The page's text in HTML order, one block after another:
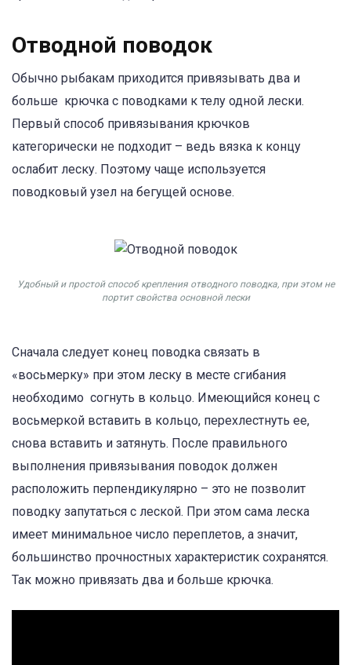
Отводной поводок
Обычно рыбакам приходится привязывать два и
больше крючка с поводками к телу одной лески.
Первый способ привязывания крючков
категорически не подходит – ведь вязка к концу
ослабит леску. Поэтому чаще используется
поводковый узел на бегущей основе.
Удобный и простой способ крепления отводного поводка, при этом не
портит свойства основной лески
Сначала следует конец поводка связать в
«восьмерку» при этом леску в месте сгибания
необходимо согнуть в кольцо. Имеющийся конец с
восьмеркой вставить в кольцо, перехлестнуть ее,
снова вставить и затянуть. После правильного
выполнения привязывания поводок должен
расположить перпендикулярно – это не позволит
поводку запутаться с леской. При этом сама леска
имеет минимальное число переплетов, а значит,
большинство прочностных характеристик сохранятся.
Так можно привязать два и больше крючка.